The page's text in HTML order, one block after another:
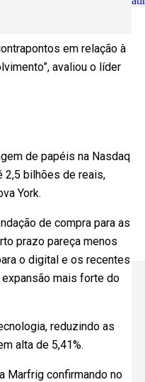
em relação à
avaliou o líder
de papéis na Nasdaq
2,5 bilhões de reais,
York.
de compra para as
prazo pareça menos
o digital e os recentes
expansão mais forte do
reduzindo as
alta de 5,41%.
Marfrig confirmando no